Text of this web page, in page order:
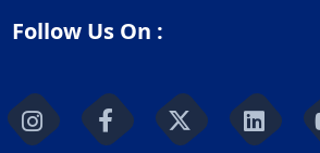
Follow Us On :